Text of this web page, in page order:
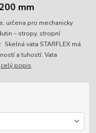
mm
určena pro mechanicky
– stropy, stropní
vata STARFLEX má
a tuhostí. Vata
celý popis